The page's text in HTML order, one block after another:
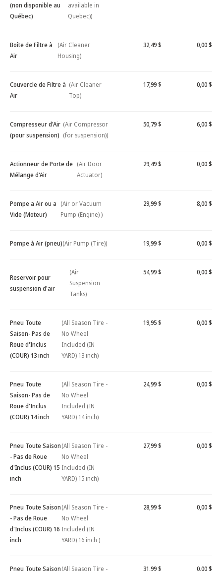
(non disponible au
Québec)
available in
Quebec))
Boîte de Filtre à
Air
(Air Cleaner
Housing)
32,49 $ 0,00 $
Couvercle de Filtre à
Air
(Air Cleaner
Top)
17,99 $ 0,00 $
Compresseur d'Air
(pour suspension)
(Air Compressor
(for suspension))
50,79 $ 6,00 $
Actionneur de Porte de
Mélange d'Air
(Air Door
Actuator)
29,49 $ 0,00 $
Pompe a Air ou a
Vide (Moteur)
(Air or Vacuum
Pump (Engine) )
29,99 $ 8,00 $
Pompe à Air (pneu)(Air Pump (Tire)) 19,99 $ 0,00 $
Reservoir pour
suspension d'air
(Air
Suspension
Tanks)
54,99 $ 0,00 $
Pneu Toute
Saison- Pas de
Roue d'Inclus
(COUR) 13 inch
(All Season Tire -
No Wheel
Included (IN
YARD) 13 inch)
19,95 $ 0,00 $
Pneu Toute
Saison- Pas de
Roue d'Inclus
(COUR) 14 inch
(All Season Tire -
No Wheel
Included (IN
YARD) 14 inch)
24,99 $ 0,00 $
Pneu Toute Saison
- Pas de Roue
d'Inclus (COUR) 15
inch
(All Season Tire -
No Wheel
Included (IN
YARD) 15 inch)
27,99 $ 0,00 $
Pneu Toute Saison
- Pas de Roue
d'Inclus (COUR) 16
inch
(All Season Tire -
No Wheel
Included (IN
YARD) 16 inch )
28,99 $ 0,00 $
Pneu Toute Saison(All Season Tire - 31,99 $ 0,00 $